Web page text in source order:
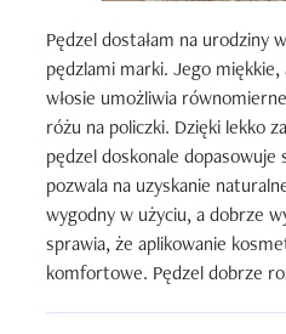
Pędzel dostałam na urodziny
pędzlami marki. Jego
włosie umożliwia
różu na policzki. Dzięki lekko
pędzel doskonale
pozwala na uzyskanie
wygodny w użyciu, a dobrze
sprawia, że aplikowanie
komfortowe. Pędzel dobrze